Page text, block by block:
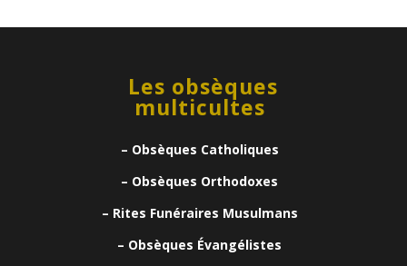
Les obsèques
multicultes
– Obsèques Catholiques
– Obsèques Orthodoxes
– Rites Funéraires Musulmans
– Obsèques Évangélistes